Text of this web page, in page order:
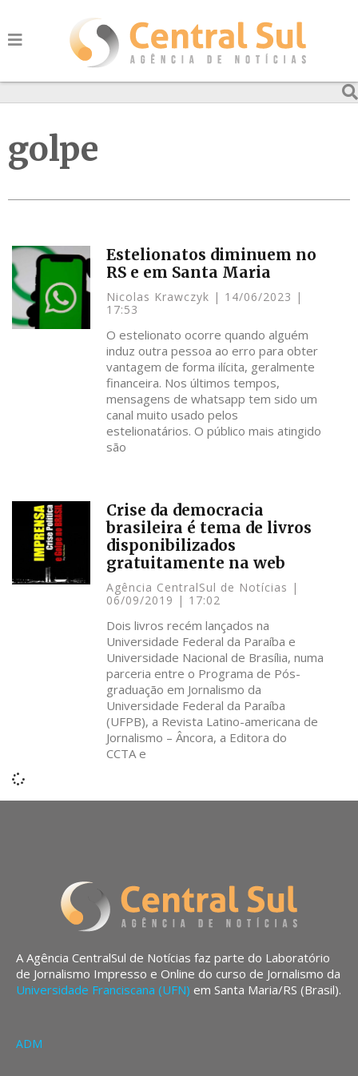
golpe
Estelionatos diminuem no
RS e em Santa Maria
Nicolas Krawczyk
14/06/2023
17:53
O estelionato ocorre quando alguém
induz outra pessoa ao erro para obter
vantagem de forma ilícita, geralmente
financeira. Nos últimos tempos,
mensagens de whatsapp tem sido um
canal muito usado pelos
estelionatários. O público mais atingido
são
Crise da democracia
brasileira é tema de livros
disponibilizados
gratuitamente na web
Agência CentralSul de Notícias
06/09/2019
17:02
Dois livros recém lançados na
Universidade Federal da Paraíba e
Universidade Nacional de Brasília, numa
parceria entre o Programa de Pós-
graduação em Jornalismo da
Universidade Federal da Paraíba
(UFPB), a Revista Latino-americana de
Jornalismo – Âncora, a Editora do
CCTA e
A Agência CentralSul de Notícias faz parte do Laboratório
de Jornalismo Impresso e Online do curso de Jornalismo da
Universidade Franciscana (UFN) em Santa Maria/RS (Brasil).
ADM